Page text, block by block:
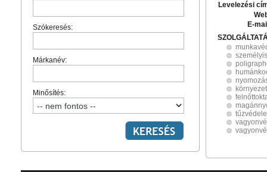
Szókeresés:
Márkanév:
Minősítés:
Levelezési
E-